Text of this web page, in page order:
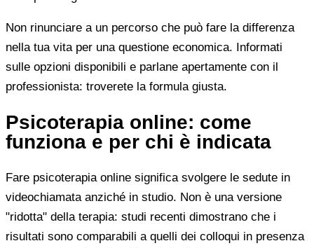
Non rinunciare a un percorso che può fare la differenza
nella tua vita per una questione economica. Informati
sulle opzioni disponibili e parlane apertamente con il
professionista: troverete la formula giusta.
Psicoterapia online: come
funziona e per chi è indicata
Fare psicoterapia online significa svolgere le sedute in
videochiamata anziché in studio. Non è una versione
"ridotta" della terapia: studi recenti dimostrano che i
risultati sono comparabili a quelli dei colloqui in presenza